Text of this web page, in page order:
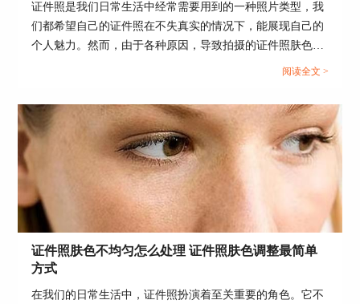
的小人像图是原始人像，右侧的大人像图是美白之
后的人像，可以看出，人像明显被美白了。
图5：美白后对比展示
如果大家对美白的效果不满意，想要取消美白的操
证件照是我们日常生活中经常需要用到的一种照片类型，我
们都希望自己的证件照在不失真实的情况下，能展现自己的
个人魅力。然而，由于各种原因，导致拍摄的证件照肤色并
不理想，需要进行调整。那么证件照的肤色该怎么调整，使
阅读全文 >
证件照肤色不均匀怎么处理 证件照肤色调整最简单
方式
在我们的日常生活中，证件照扮演着至关重要的角色。它不